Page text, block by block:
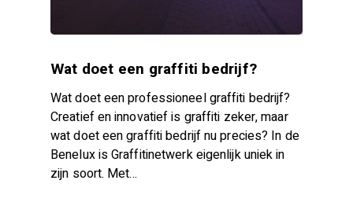
Wat doet een graffiti bedrijf?
Wat doet een professioneel graffiti bedrijf?
Creatief en innovatief is graffiti zeker, maar
wat doet een graffiti bedrijf nu precies? In de
Benelux is Graffitinetwerk eigenlijk uniek in
zijn soort. Met…